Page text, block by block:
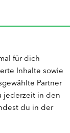
für dich
Inhalte sowie
Partner
jederzeit in den
du in der